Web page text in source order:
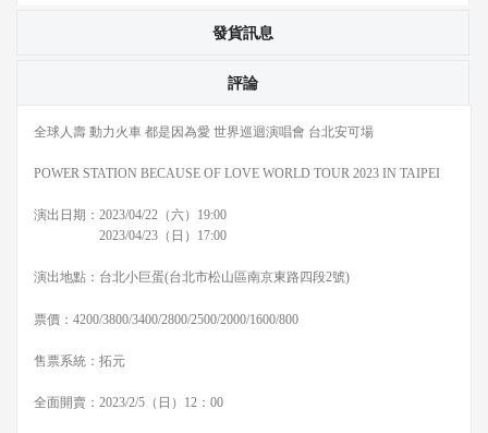
發貨訊息
評論
全球人壽 動力火車 都是因為愛 世界巡迴演唱會 台北安可場
POWER STATION BECAUSE OF LOVE WORLD TOUR 2023 IN TAIPEI
演出日期：2023/04/22（六）19:00
2023/04/23（日）17:00
演出地點：台北小巨蛋(台北市松山區南京東路四段2號)
票價：4200/3800/3400/2800/2500/2000/1600/800
售票系統：拓元
全面開賣：2023/2/5（日）12：00